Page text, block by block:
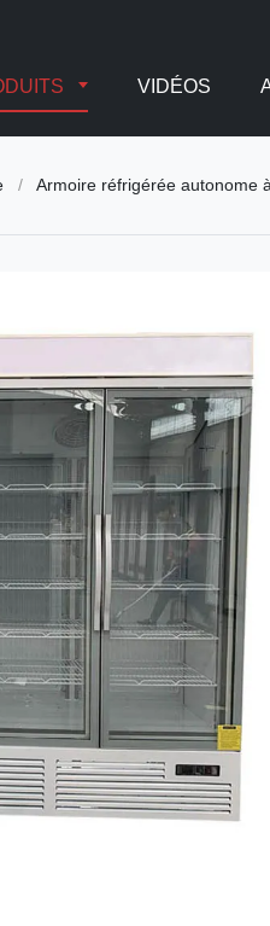
VIDÉOS
/ Armoire réfrigérée autonome